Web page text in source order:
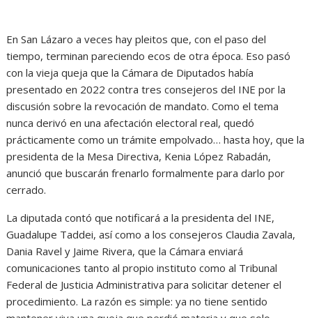
En San Lázaro a veces hay pleitos que, con el paso del
tiempo, terminan pareciendo ecos de otra época. Eso pasó
con la vieja queja que la Cámara de Diputados había
presentado en 2022 contra tres consejeros del INE por la
discusión sobre la revocación de mandato. Como el tema
nunca derivó en una afectación electoral real, quedó
prácticamente como un trámite empolvado… hasta hoy, que la
presidenta de la Mesa Directiva, Kenia López Rabadán,
anunció que buscarán frenarlo formalmente para darlo por
cerrado.
La diputada contó que notificará a la presidenta del INE,
Guadalupe Taddei, así como a los consejeros Claudia Zavala,
Dania Ravel y Jaime Rivera, que la Cámara enviará
comunicaciones tanto al propio instituto como al Tribunal
Federal de Justicia Administrativa para solicitar detener el
procedimiento. La razón es simple: ya no tiene sentido